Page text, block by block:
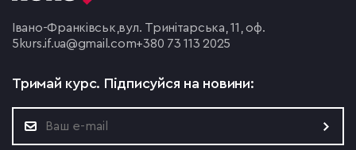
Івано-Франківськ,вул. Тринітарська, 11, оф.
5 kurs.if.ua@gmail.com+380 73 113 2025
Тримай курс. Підписуйся на новини: